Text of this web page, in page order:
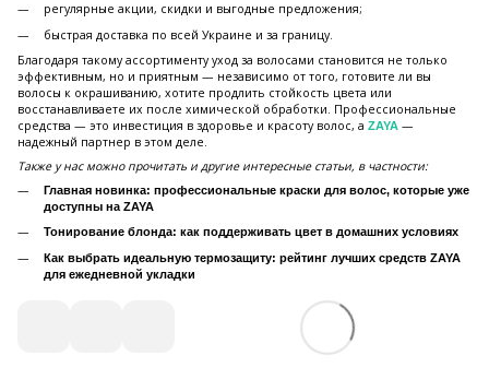
регулярные акции, скидки и выгодные предложения;
быстрая доставка по всей Украине и за границу.
Благодаря такому ассортименту уход за волосами становится не только
эффективным, но и приятным — независимо от того, готовите ли вы
волосы к окрашиванию, хотите продлить стойкость цвета или
восстанавливаете их после химической обработки. Профессиональные
средства — это инвестиция в здоровье и красоту волос, а ZAYA —
надежный партнер в этом деле.
Также у нас можно прочитать и другие интересные статьи, в частности:
Главная новинка: профессиональные краски для волос, которые уже
доступны на ZAYA
Тонирование блонда: как поддерживать цвет в домашних условиях
Как выбрать идеальную термозащиту: рейтинг лучших средств ZAYA
для ежедневной укладки